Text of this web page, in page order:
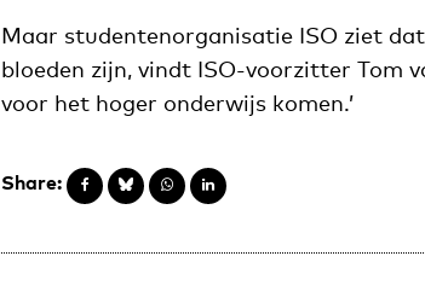
Maar studentenorganisatie ISO ziet
bloeden zijn, vindt ISO-voorzitter Tom
voor het hoger onderwijs komen.’
Share: